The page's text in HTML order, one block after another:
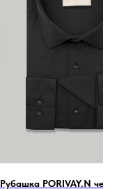
Рубашка PORIVAY.N